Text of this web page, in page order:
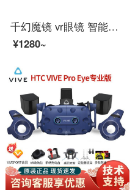
千幻魔镜 vr眼镜 智能影院虚拟现实智能头戴式 蓝光镜片【VR资源礼包+遥控器】
¥1280~